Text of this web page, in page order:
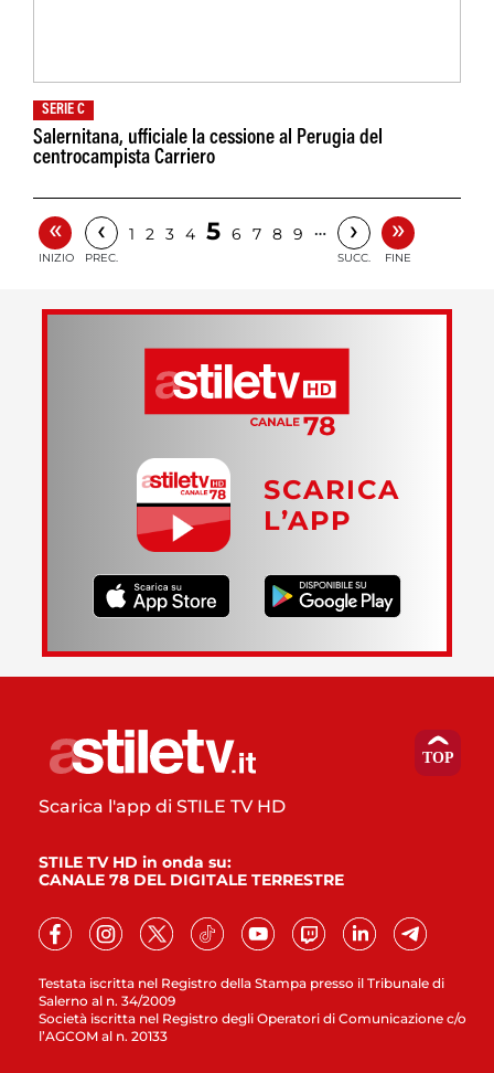
SERIE C
Salernitana, ufficiale la cessione al Perugia del
centrocampista Carriero
«
INIZIO
‹
PREC.
1 2 3 4 5 6 7 8 9 … ›
SUCC.
»
FINE
SCARICA
L’APP
Testata iscritta nel Registro della Stampa presso il Tribunale di
Salerno al n. 34/2009
Società iscritta nel Registro degli Operatori di Comunicazione c/o
l’AGCOM al n. 20133
Scarica l'app di STILE TV HD
STILE TV HD in onda su:
CANALE 78 DEL DIGITALE TERRESTRE